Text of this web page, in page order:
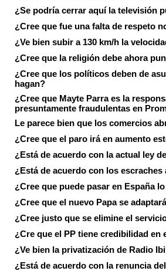
¿Se podría cerrar aquí la televisión
¿Cree que fue una falta de respeto
¿Ve bien subir a 130 km/h la
¿Cree que la religión debe ahora
¿Cree que los políticos deben de
hagan?
¿Cree que Mayte Parra es la
presuntamente fraudulentas en
Le parece bien que los comercios
¿Cree que el paro irá en aumento
¿Está de acuerdo con la actual ley
¿Está de acuerdo con los
¿Cree que puede pasar en España
¿Cree que el nuevo Papa se
¿Cree justo que se elimine el
¿Cre que el PP tiene credibilidad en
¿Ve bien la privatización de Radio
¿Está de acuerdo con la renuncia